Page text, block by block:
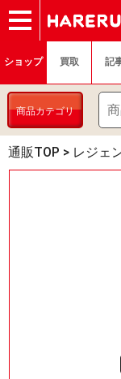
ショップ
買取
記事
デッキ検索
デッキ構築
選手一覧
店舗一覧
イベント
ヘルプ
お問い合わせ
ショップ 買取 記
商品カテゴリ
通販TOP > レジェ